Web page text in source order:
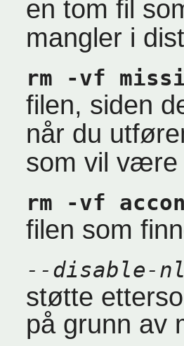
en tom fil
mangler i
rm -vf
filen, siden
når du
som vil være
rm -vf
filen som
--disable-
støtte
på grunn av